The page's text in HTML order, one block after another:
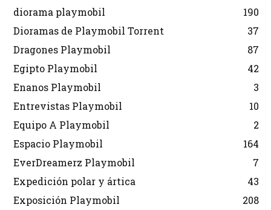
diorama playmobil
190
Dioramas de Playmobil Torrent
37
Dragones Playmobil
87
Egipto Playmobil
42
Enanos Playmobil
3
Entrevistas Playmobil
10
Equipo A Playmobil
2
Espacio Playmobil
164
EverDreamerz Playmobil
7
Expedición polar y ártica
43
Exposición Playmobil
208